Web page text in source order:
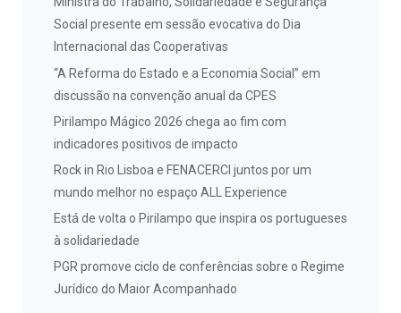
Social presente em sessão evocativa do Dia
Internacional das Cooperativas
“A Reforma do Estado e a Economia Social” em
discussão na convenção anual da CPES
Pirilampo Mágico 2026 chega ao fim com
indicadores positivos de impacto
Rock in Rio Lisboa e FENACERCI juntos por um
mundo melhor no espaço ALL Experience
Está de volta o Pirilampo que inspira os portugueses
à solidariedade
PGR promove ciclo de conferências sobre o Regime
Jurídico do Maior Acompanhado